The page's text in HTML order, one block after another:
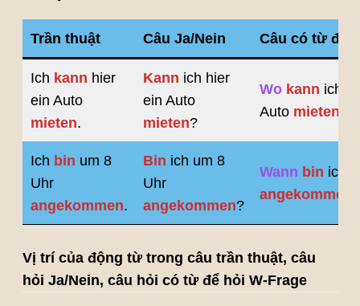
Trần thuật Câu Ja/Nein Câu có từ để
Ich kann hier
ein Auto
mieten.
Kann ich hier
ein Auto
mieten?
Wo kann ich
Auto mieten
Ich bin um 8
Uhr
angekommen.
Bin ich um 8
Uhr
angekommen?
Wann bin ich
angekommen
Vị trí của động từ trong câu trần thuật, câu
hỏi Ja/Nein, câu hỏi có từ để hỏi W-Frage